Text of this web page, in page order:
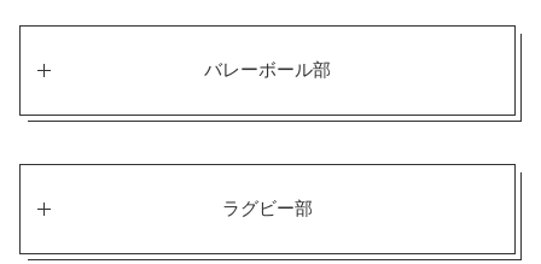
バレーボール部
ラグビー部